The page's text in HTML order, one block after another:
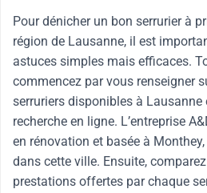
Pour dénicher un bon serrurier à
région de Lausanne, il est
astuces simples mais efficaces.
commencez par vous renseigner
serruriers disponibles à
recherche en ligne. L’entreprise
en rénovation et basée à
dans cette ville. Ensuite,
prestations offertes par chaque